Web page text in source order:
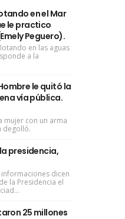
en el Mar
le practico
Peguero).
en las aguas
a la
le quitó la
vía pública.
mujer con un arma
degolló.
presidencia,
informaciones dicen
la Presidencia el
25 millones